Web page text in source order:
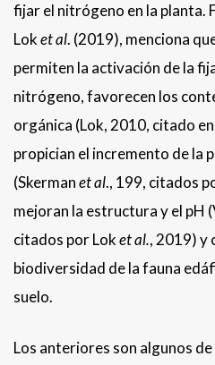
fijar el nitrógeno en la planta.
Loket al. (2019), menciona
permiten la activación de la
nitrógeno, favorecen los
orgánica (Lok, 2010, citado
propician el incremento de la
(Skermanet al., 199, citados
mejoran la estructura y el pH
citados por Loket al., 2019) y
biodiversidad de la fauna
suelo.
Los anteriores son algunos